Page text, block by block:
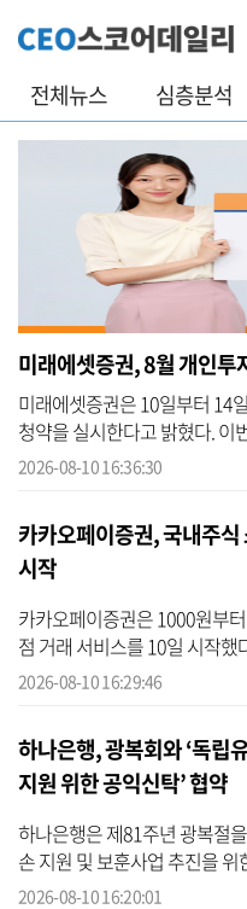
전체뉴스 심층분석
미래에셋증권, 8월 개인투
미래에셋증권은 10일부터 14
청약을 실시한다고 밝혔다. 이
별로는 △3년물 이표채 30억
2026-08-10 16:36:30
카카오페이증권, 국내주식
시작
카카오페이증권은 1000원부
점 거래 서비스를 10일 시작
취득 이후 선보이는 첫 리테일
2026-08-10 16:29:46
하나은행, 광복회와 ‘독립
지원 위한 공익신탁’ 협약
하나은행은 제81주년 광복절
손 지원 및 보훈사업 추진을
다. 하나은행에 따르면 이번 협
2026-08-10 16:20:01